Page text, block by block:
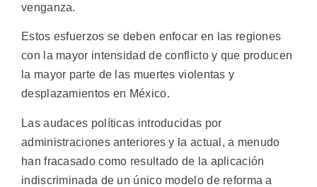
venganza.
Estos esfuerzos se deben enfocar en las regiones
con la mayor intensidad de conflicto y que producen
la mayor parte de las muertes violentas y
desplazamientos en México.
Las audaces políticas introducidas por
administraciones anteriores y la actual, a menudo
han fracasado como resultado de la aplicación
indiscriminada de un único modelo de reforma a